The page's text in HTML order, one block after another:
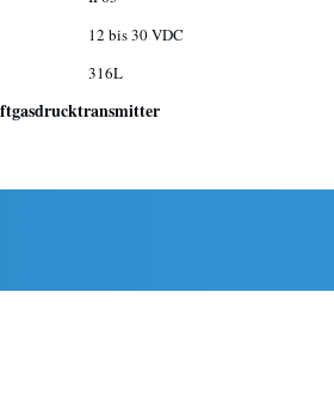
12 bis 30 VDC
316L